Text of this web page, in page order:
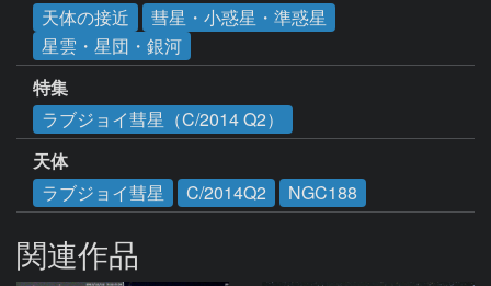
天体の接近
彗星・小惑星・準惑星
星雲・星団・銀河
特集
ラブジョイ彗星（C/2014 Q2）
天体
ラブジョイ彗星
C/2014Q2 NGC188
関連作品